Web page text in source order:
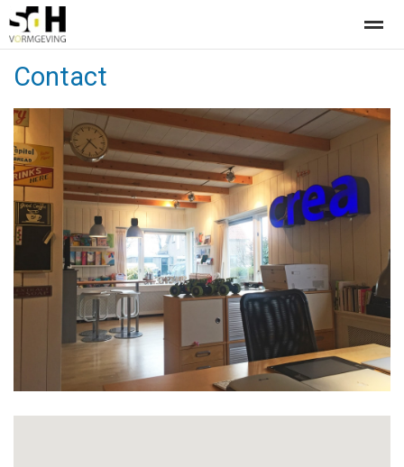
Offerte aanvragen bij SdH Vormgeving
Home Nieuws
Contact